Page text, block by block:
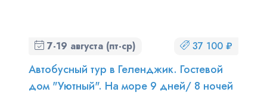
7-19 августа (пт-ср) 37 100 ₽
Автобусный тур в Геленджик. Гостевой
дом "Уютный". На море 9 дней/ 8 ночей